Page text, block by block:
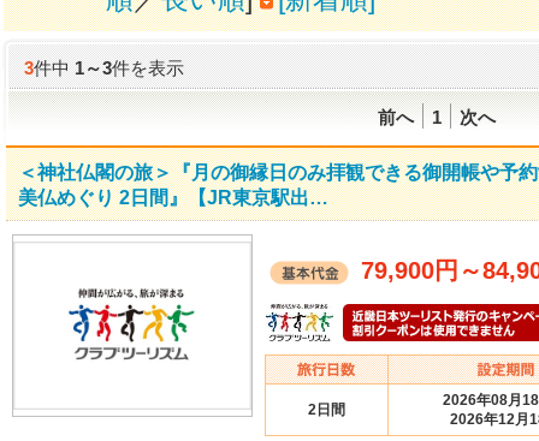
3件中1～3件を表示
前へ 1 次へ
＜神社仏閣の旅＞『月の御縁日のみ拝観できる御開帳や予
美仏めぐり 2日間』【JR東京駅出…
79,900円 ～
2日間
2026年08月
2026年12月